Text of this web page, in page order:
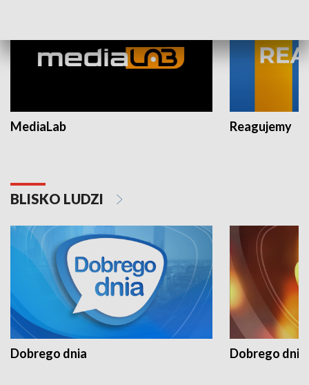
MediaLab Reagujemy
BLISKO LUDZI
Dobrego dnia Dobrego dnia